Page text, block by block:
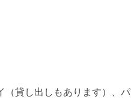
貸し出しもあります）、